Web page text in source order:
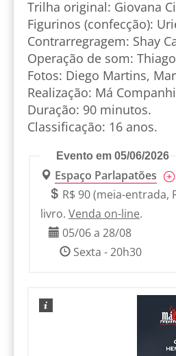
Trilha original: Giovana
Figurinos (confecção):
Contrarregragem: Shay
Operação de som:
Fotos: Diego Martins,
Realização: Má
Duração: 90 minutos.
Classificação: 16 anos.
Evento em 05/06/2026
Espaço Parlapatões
R$ 90 (meia-entrada,
livro. Venda on-line.
05/06 a 28/08
Sexta - 20h30